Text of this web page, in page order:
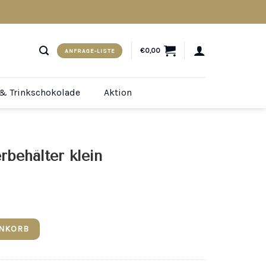
ANFRAGE-LISTE €0,00
Trinkschokolade Aktion
klein